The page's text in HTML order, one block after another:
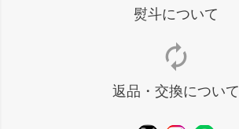
熨斗について
autorenew
返品・交換について